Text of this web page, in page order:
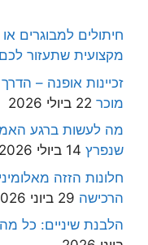
חיתולים למבוגרים
מקצועית שתעזור
זכיינות אופנה –
מוכר 22 ביולי 2026
מה לעשות ברגע
שנפרץ 14 ביולי 2026
חלונות הזזה
הרכישה 29 ביוני 2026
הלבנת שיניים: כל